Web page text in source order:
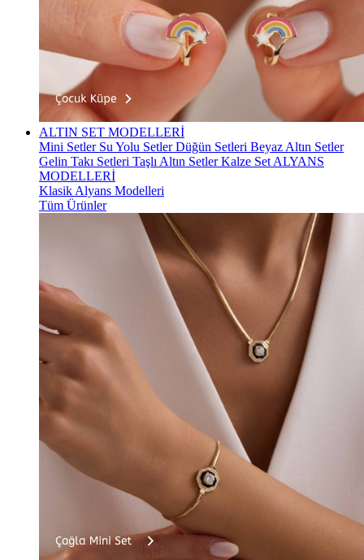
ALTIN SET MODELLERİ
Mini Setler Su Yolu SetlerDüğün Setleri Beyaz Altın Setler
Gelin Takı Setleri Taşlı Altın SetlerKalze Set ALYANS
MODELLERİ
Klasik Alyans Modelleri
Tüm Ürünler